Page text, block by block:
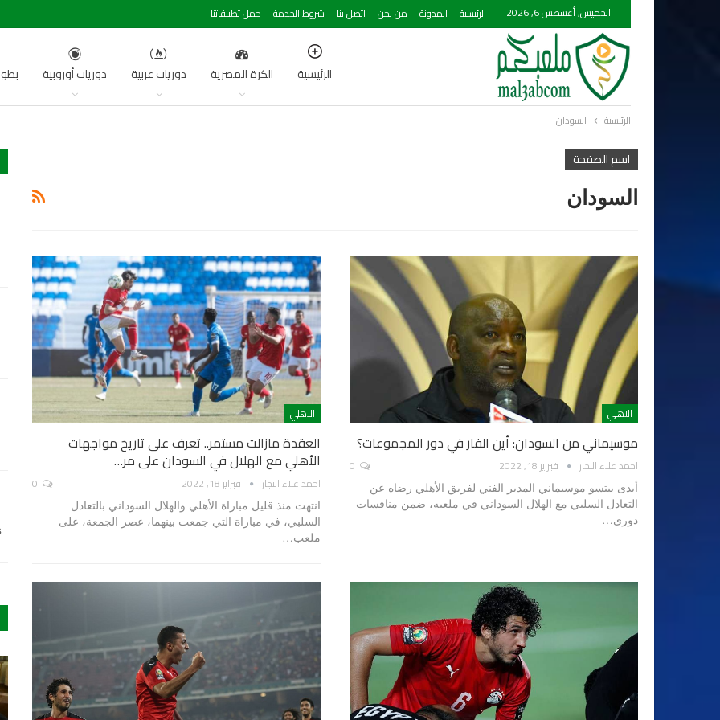
الخميس, أغسطس 6, 2026 الرئيسية المدونة من نحن اتصل بنا شروط الخدمة حمل تطبيقاتنا
الرئيسية الكرة المصرية دوريات عربية دوريات أوروبية
الرئيسية السودان
اسم الصفحة
السودان
الاهلي
موسيماني من السودان: أين الفار في دور المجموعات؟
احمد علاء النجار فبراير 18, 2022
أبدى بيتسو موسيماني المدير الفني لفريق الأهلي رضاه عن
التعادل السلبي مع الهلال السوداني في ملعبه، ضمن منافسات
دوري…
الاهلي
العقدة مازالت مستمر.. تعرف على تاريخ مواجهات
الأهلي مع الهلال في السودان على مر…
احمد علاء النجار فبراير 18, 2022
انتهت منذ قليل مباراة الأهلي والهلال السوداني بالتعادل
السلبي، في مباراة التي جمعت بينهما، عصر الجمعة، على
ملعب…